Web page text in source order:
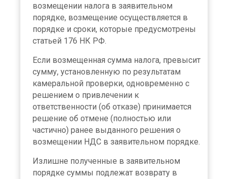
возмещении налога в заявительном
порядке, возмещение осуществляется в
порядке и сроки, которые предусмотрены
статьей 176 НК РФ.
Если возмещенная сумма налога, превысит
сумму, установленную по результатам
камеральной проверки, одновременно с
решением о привлечении к
ответственности (об отказе) принимается
решение об отмене (полностью или
частично) ранее выданного решения о
возмещении НДС в заявительном порядке.
Излишне полученные в заявительном
порядке суммы подлежат возврату в